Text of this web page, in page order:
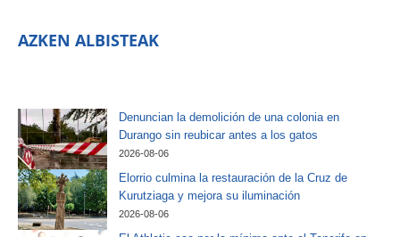
AZKEN ALBISTEAK
Denuncian la demolición de una colonia en
Durango sin reubicar antes a los gatos
2026-08-06
Elorrio culmina la restauración de la Cruz de
Kurutziaga y mejora su iluminación
2026-08-06